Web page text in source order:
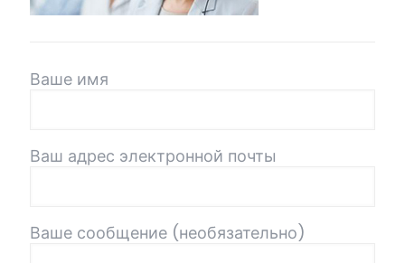
Ваше имя
Ваш адрес электронной почты
Ваше сообщение (необязательно)